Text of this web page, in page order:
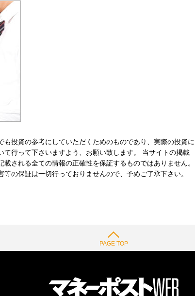
投資の参考にしていただくためのものであり、実際の投資に
て行って下さいますよう、お願い致します。 当サイトの掲載
される全ての情報の正確性を保証するものではありません。
の保証は一切行っておりませんので、予めご了承下さい。
PAGE TOP